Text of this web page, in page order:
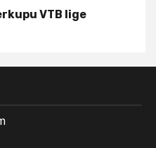
VTB lige